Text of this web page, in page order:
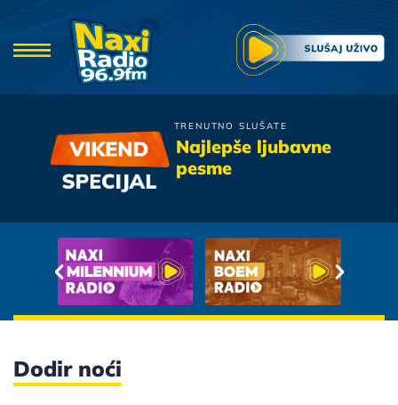
TRENUTNO SLUŠATE
Najlepše ljubavne
pesme
Tose Proeski
Ko Ti To Grize Obraze
Dodir noći